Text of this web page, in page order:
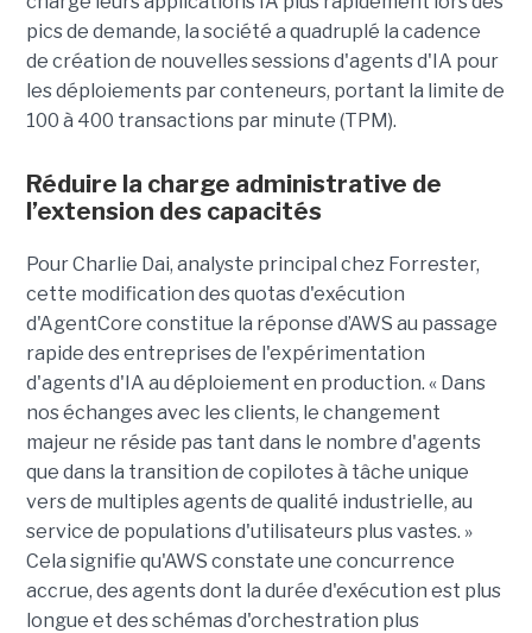
pics de demande, la société a quadruplé la cadence
de création de nouvelles sessions d'agents d'IA pour
les déploiements par conteneurs, portant la limite de
100 à 400 transactions par minute (TPM).
Réduire la charge administrative de
l’extension des capacités
Pour Charlie Dai, analyste principal chez Forrester,
cette modification des quotas d'exécution
d'AgentCore constitue la réponse d’AWS au passage
rapide des entreprises de l'expérimentation
d'agents d'IA au déploiement en production. « Dans
nos échanges avec les clients, le changement
majeur ne réside pas tant dans le nombre d'agents
que dans la transition de copilotes à tâche unique
vers de multiples agents de qualité industrielle, au
service de populations d'utilisateurs plus vastes. »
Cela signifie qu'AWS constate une concurrence
accrue, des agents dont la durée d'exécution est plus
longue et des schémas d'orchestration plus